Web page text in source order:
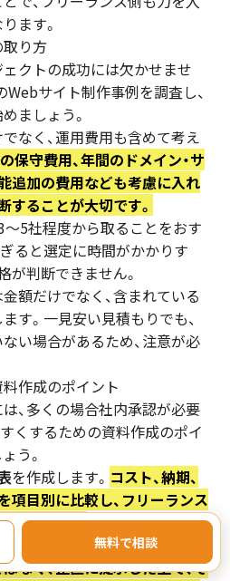
ます。
り方
クトの成功には欠かせませ
Webサイト制作事例を調査し、
ましょう。
なく、運用費用も含めて考え
保守費用、年間のドメイン・サ
追加の費用なども考慮に入れ
することが大切です。
〜5社程度から取ることをおす
ると選定に時間がかかりす
が判断できません。
額だけでなく、含まれている
す。一見安い見積もりでも、
い場合があるため、注意が必
作成のポイント
、多くの場合社内承認が必要
くするための資料作成のポイ
う。
を作成します。 コスト、納期、
項目別に比較し、フリーランス
示します。
とが重要です。フリーランス
なく、正直に提示した上で、そ
無料で相談